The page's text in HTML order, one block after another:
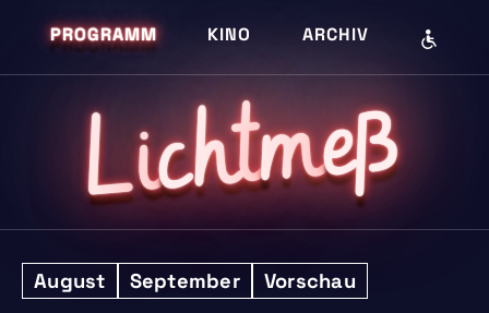
PROGRAMM KINO ARCHIV
Lichtmeß
August September Vorschau